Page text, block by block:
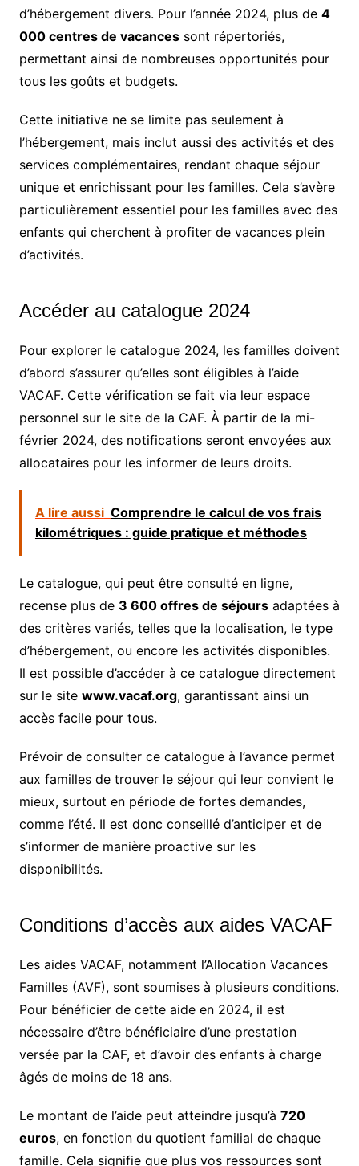
d’hébergement divers. Pour l’année 2024, plus de 4
000 centres de vacancessont répertoriés,
permettant ainsi de nombreuses opportunités pour
tous les goûts et budgets.
Cette initiative ne se limite pas seulement à
l’hébergement, mais inclut aussi des activités et des
services complémentaires, rendant chaque séjour
unique et enrichissant pour les familles. Cela s’avère
particulièrement essentiel pour les familles avec des
enfants qui cherchent à profiter de vacances plein
d’activités.
Accéder au catalogue 2024
Pour explorer le catalogue 2024, les familles doivent
d’abord s’assurer qu’elles sont éligibles à l’aide
VACAF. Cette vérification se fait via leur espace
personnel sur le site de la CAF. À partir de la mi-
février 2024, des notifications seront envoyées aux
allocataires pour les informer de leurs droits.
A lire aussi Comprendre le calcul de vos frais
kilométriques : guide pratique et méthodes
Le catalogue, qui peut être consulté en ligne,
recense plus de 3 600 offres de séjoursadaptées à
des critères variés, telles que la localisation, le type
d’hébergement, ou encore les activités disponibles.
Il est possible d’accéder à ce catalogue directement
sur le site www.vacaf.org, garantissant ainsi un
accès facile pour tous.
Prévoir de consulter ce catalogue à l’avance permet
aux familles de trouver le séjour qui leur convient le
mieux, surtout en période de fortes demandes,
comme l’été. Il est donc conseillé d’anticiper et de
s’informer de manière proactive sur les
disponibilités.
Conditions d’accès aux aides VACAF
Les aides VACAF, notamment l’Allocation Vacances
Familles (AVF), sont soumises à plusieurs conditions.
Pour bénéficier de cette aide en 2024, il est
nécessaire d’être bénéficiaire d’une prestation
versée par la CAF, et d’avoir des enfants à charge
âgés de moins de 18 ans.
Le montant de l’aide peut atteindre jusqu’à 720
euros, en fonction du quotient familial de chaque
famille. Cela signifie que plus vos ressources sont